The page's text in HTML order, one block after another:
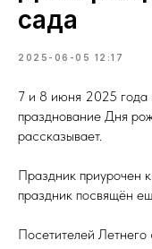
сада
2025-06-05 12:17
7 и 8 июня 2025 года
празднование Дня
рассказывает.
Праздник приурочен
праздник посвящён
Посетителей